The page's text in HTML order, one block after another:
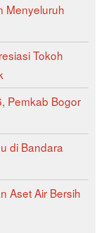
Menyeluruh
Tokoh
Pemkab Bogor
di Bandara
Aset Air Bersih